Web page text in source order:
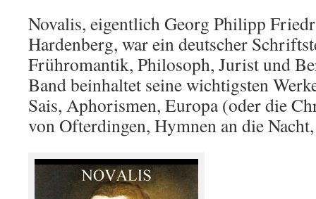
Novalis, eigentlich Georg Philipp
Hardenberg, war ein deutscher
Frühromantik, Philosoph, Jurist und
Band beinhaltet seine wichtigsten
Sais, Aphorismen, Europa (oder die
von Ofterdingen, Hymnen an die